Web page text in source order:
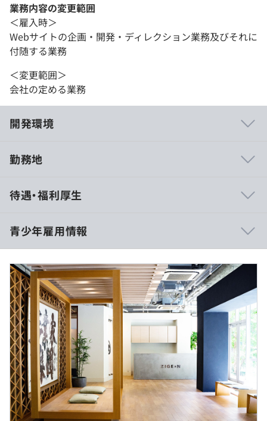
業務内容の変更範囲
＜雇入時＞
Webサイトの企画・開発・ディレクション業務及びそれに
付随する業務
＜変更範囲＞
会社の定める業務
開発環境
でを全て自社で担当しており、多種多様な事業を少人数で
時進行しながら、タテ・ヨコ・ナナメ、エンジニアだけに
とどまらず様々な職種のメンバーとコミュニケーションを
取りつつ、自分自身で施策を推進し、成果を出すところま
での一連の流れにかかわります。様々な業務を通してマル
チに活躍できる人にステップアップが可能であり、エンジ
ニアリングを強みとしつつ、技術サイドとビジネスサイド
のバランスを取りながらスキルを伸ばしていける環境で
す。
また、ベトナムに弊社子会社ZIGExN VeNturaがあり、弊
社グループのみに向けたオフショア開発を行っています。
定期的にベトナムよりエンジニアが来日して日本の開発を
学びながら数か月滞在するなど、VeNturaとの交流も活発
に行われております。
勤務地
待遇・福利厚生
月給：300,000円～420,000円 +各種手当（固定残業手当
含む）
※これまでのプロダクト作成などのご実績やスキルに応じ
て、当社基準で初期月給を個別提示させていただきます。
（内訳）
基本給：221,965円～310,751円
固定残業手当：78,035円～109,249円/45時間
想定年収：372万円-504万円～
※45時間を超過した時間外労働の残業手当は追加支給い
たします。
※時間外労働が月間45時間以下であった場合、残業時間
過少者奨励金を支給（10,000円）いたします。
青少年雇用情報
過去３年間の新卒採用者数の男女別人数
前年度 男性13人 女性3人
2年度前 男性17人 女性3人
3年度前 男性19人 女性2人
平均勤続年数
4.0年